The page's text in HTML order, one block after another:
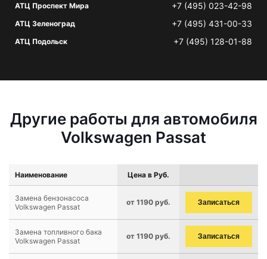
АТЦ Проспект Мира +7 (495) 023-42-98
АТЦ Зеленоград +7 (495) 431-00-33
АТЦ Подольск +7 (495) 128-01-88
Другие работы для автомобиля
Volkswagen Passat
Наименование Цена в Руб.
Замена бензонасоса
Volkswagen Passat
от 1190 руб. Записаться
Замена топливного бака
Volkswagen Passat
от 1190 руб. Записаться